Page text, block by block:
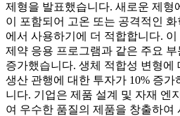
제형을 발표했습니다. 새로운 제형
이 포함되어 고온 또는 공격적인
에서 사용하기에 더 적합합니다.
제약 응용 프로그램과 같은 주요
증가했습니다. 생체 적합성 변형에
생산 관행에 대한 투자가 10% 증
니다. 기업은 제품 설계 및 자재 엔
여 우수한 품질의 제품을 창출하여